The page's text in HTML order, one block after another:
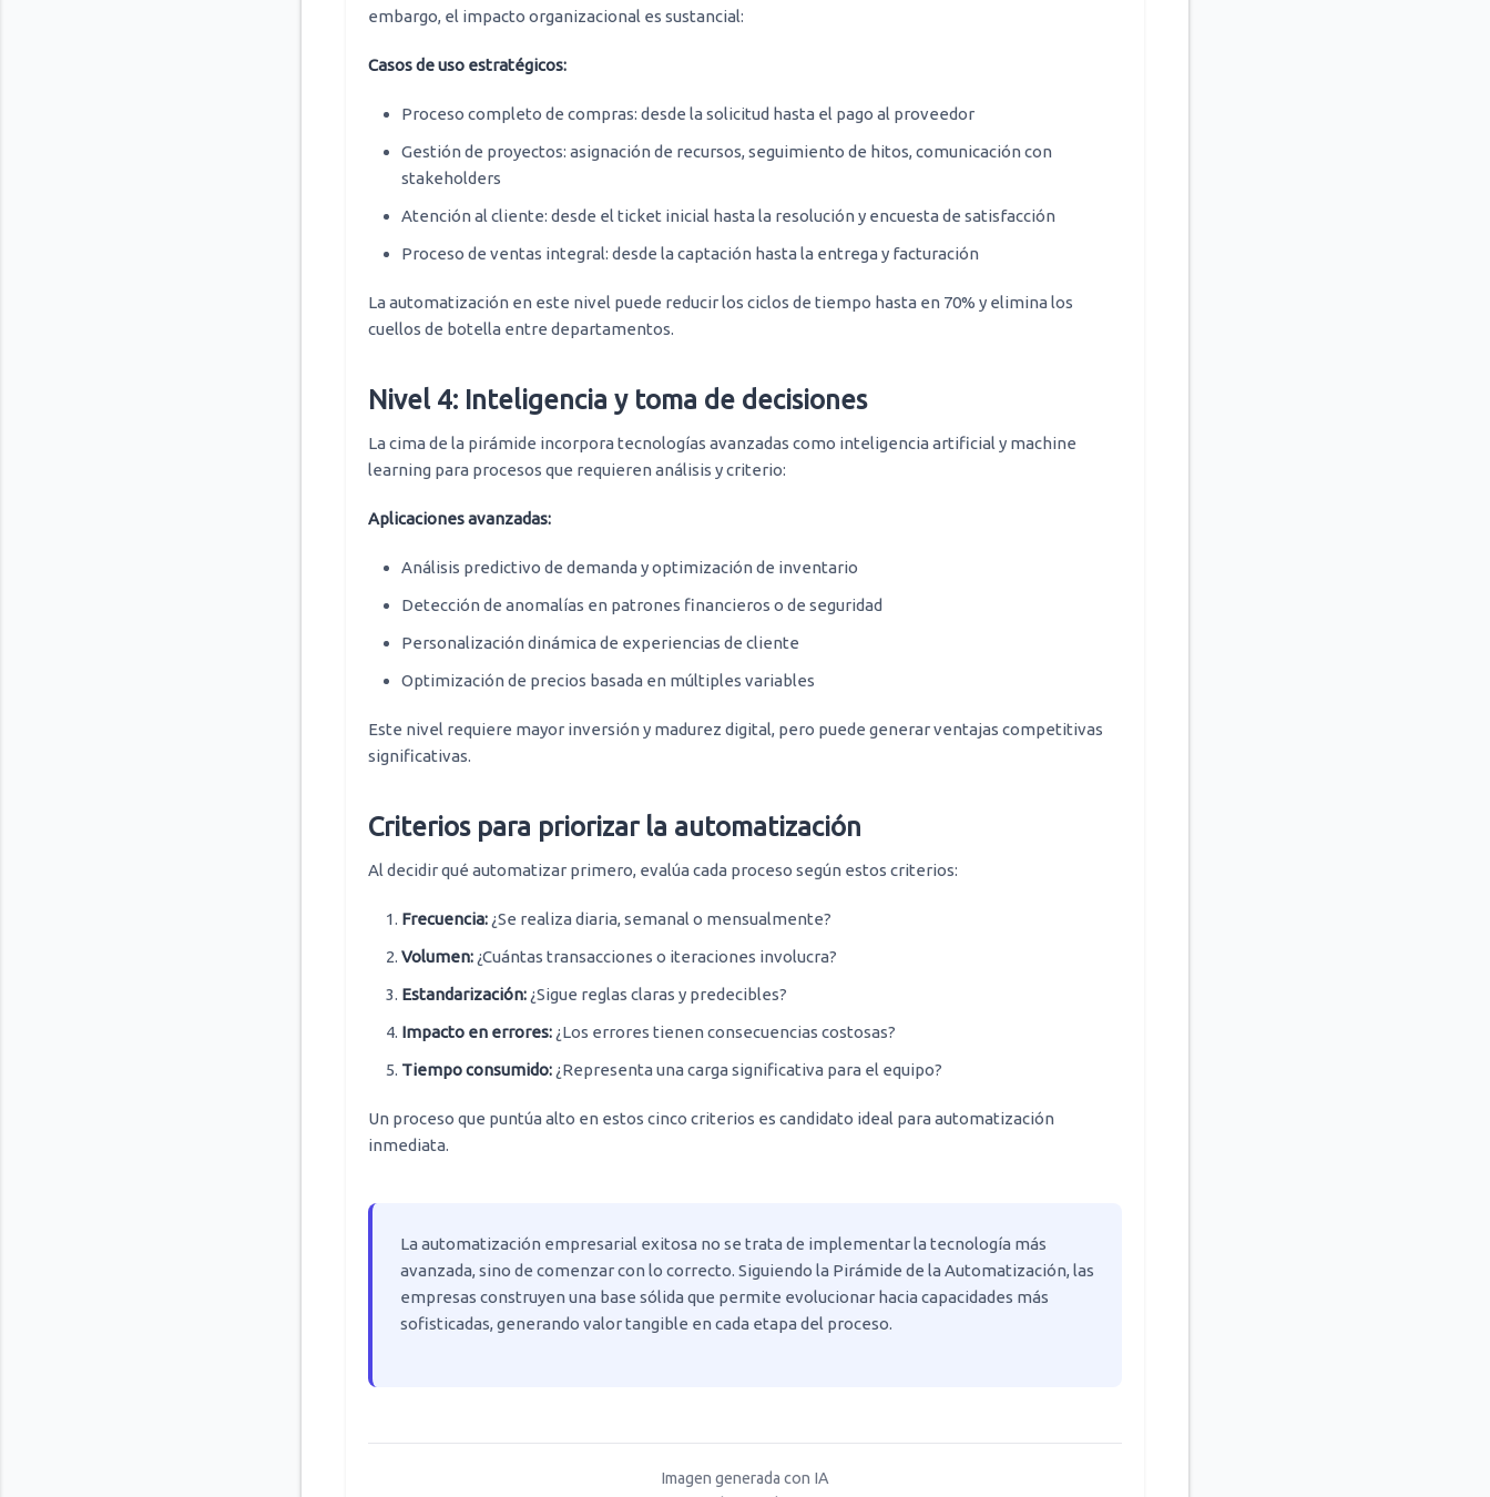
embargo, el impacto organizacional es sustancial:
Casos de uso estratégicos:
Proceso completo de compras: desde la solicitud hasta el pago al proveedor
Gestión de proyectos: asignación de recursos, seguimiento de hitos, comunicación con
stakeholders
Atención al cliente: desde el ticket inicial hasta la resolución y encuesta de satisfacción
Proceso de ventas integral: desde la captación hasta la entrega y facturación
La automatización en este nivel puede reducir los ciclos de tiempo hasta en 70% y elimina los
cuellos de botella entre departamentos.
Nivel 4: Inteligencia y toma de decisiones
La cima de la pirámide incorpora tecnologías avanzadas como inteligencia artificial y machine
learning para procesos que requieren análisis y criterio:
Aplicaciones avanzadas:
Análisis predictivo de demanda y optimización de inventario
Detección de anomalías en patrones financieros o de seguridad
Personalización dinámica de experiencias de cliente
Optimización de precios basada en múltiples variables
Este nivel requiere mayor inversión y madurez digital, pero puede generar ventajas competitivas
significativas.
Criterios para priorizar la automatización
Al decidir qué automatizar primero, evalúa cada proceso según estos criterios:
Frecuencia: ¿Se realiza diaria, semanal o mensualmente?
Volumen: ¿Cuántas transacciones o iteraciones involucra?
Estandarización: ¿Sigue reglas claras y predecibles?
Impacto en errores: ¿Los errores tienen consecuencias costosas?
Tiempo consumido: ¿Representa una carga significativa para el equipo?
Un proceso que puntúa alto en estos cinco criterios es candidato ideal para automatización
inmediata.
La automatización empresarial exitosa no se trata de implementar la tecnología más
avanzada, sino de comenzar con lo correcto. Siguiendo la Pirámide de la Automatización, las
empresas construyen una base sólida que permite evolucionar hacia capacidades más
sofisticadas, generando valor tangible en cada etapa del proceso.
Imagen generada con IA